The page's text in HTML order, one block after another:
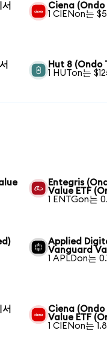
Ciena (Ondo
1 CIENon는
Hut 8 (Ondo
1 HUTon는
Entegris
Value ETF
1 ENTGon는
Applied
Vanguard
1 APLDon는
Ciena (Ondo
Value ETF
1 CIENon는